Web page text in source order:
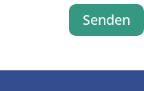
Senden